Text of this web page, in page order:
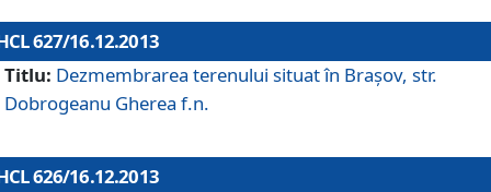
627/16.12.2013
Titlu: Dezmembrarea terenului situat în Braşov, str.
Dobrogeanu Gherea f.n.
626/16.12.2013